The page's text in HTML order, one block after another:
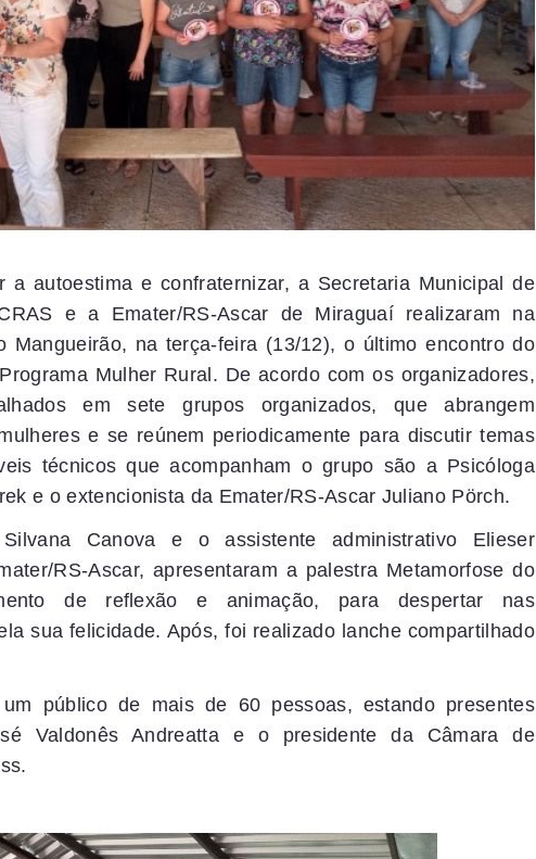
a autoestima e confraternizar, a Secretaria Municipal de
e a Emater/RS-Ascar de Miraguaí realizaram na
Mangueirão, na terça-feira (13/12), o último encontro do
Mulher Rural. De acordo com os organizadores,
em sete grupos organizados, que abrangem
e se reúnem periodicamente para discutir temas
técnicos que acompanham o grupo são a Psicóloga
e o extencionista da Emater/RS-Ascar Juliano Pörch.
Canova e o assistente administrativo Elieser
RS-Ascar, apresentaram a palestra Metamorfose do
de reflexão e animação, para despertar nas
sua felicidade. Após, foi realizado lanche compartilhado
público de mais de 60 pessoas, estando presentes
Valdonês Andreatta e o presidente da Câmara de